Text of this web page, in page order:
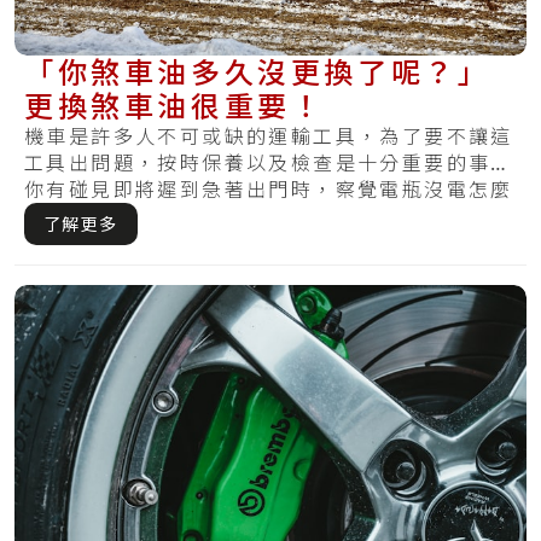
「你煞車油多久沒更換了呢？」
更換煞車油很重要！
機車是許多人不可或缺的運輸工具，為了要不讓這
工具出問題，按時保養以及檢查是十分重要的事。
你有碰見即將遲到急著出門時，察覺電瓶沒電怎麼
樣皆.....
了解更多